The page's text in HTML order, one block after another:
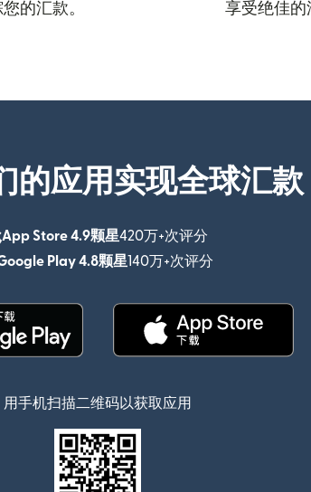
的汇款。 享受绝佳的
的应用实现全球汇款
App Store 4.9颗星420万+次评分
Play 4.8颗星140万+次评分
用手机扫描二维码以获取应用